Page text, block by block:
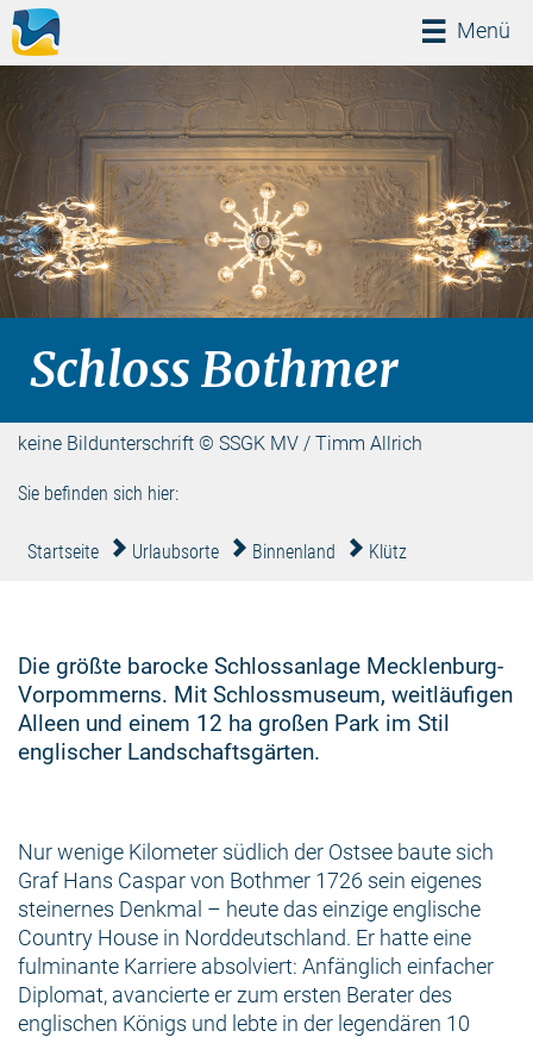
Menü
Menü
keine Bildunterschrift © SSGK MV / Timm Allrich
Schloss Bothmer
Sie befinden sich hier:
Startseite Urlaubsorte Binnenland Klütz
Die größte barocke Schlossanlage Mecklenburg-
Vorpommerns. Mit Schlossmuseum, weitläufigen
Alleen und einem 12 ha großen Park im Stil
englischer Landschaftsgärten.
Nur wenige Kilometer südlich der Ostsee baute sich
Graf Hans Caspar von Bothmer 1726 sein eigenes
steinernes Denkmal – heute das einzige englische
Country House in Norddeutschland. Er hatte eine
fulminante Karriere absolviert: Anfänglich einfacher
Diplomat, avancierte er zum ersten Berater des
englischen Königs und lebte in der legendären 10